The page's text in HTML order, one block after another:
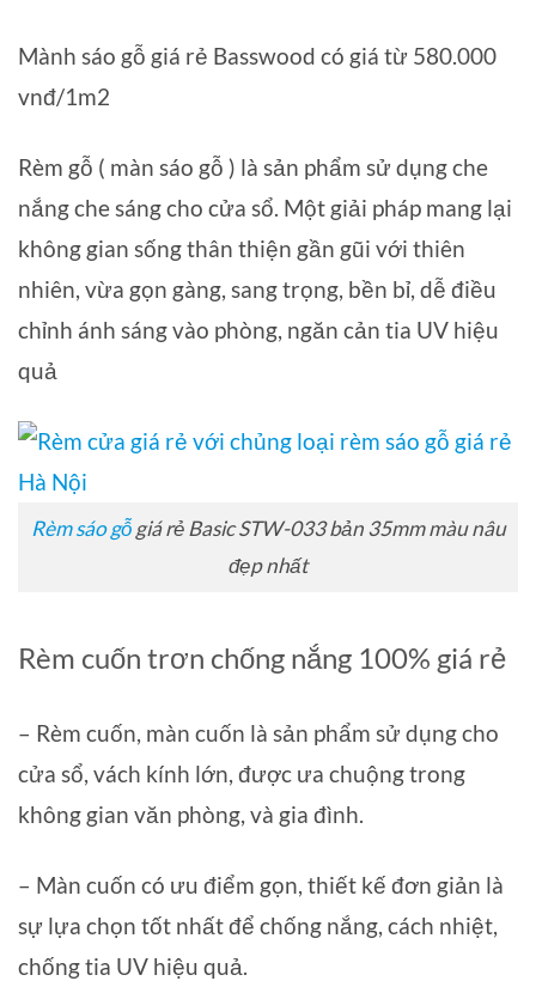
Mành sáo gỗ giá rẻ Basswood có giá từ 580.000
vnđ/1m2
Rèm gỗ ( màn sáo gỗ ) là sản phẩm sử dụng che
nắng che sáng cho cửa sổ. Một giải pháp mang lại
không gian sống thân thiện gần gũi với thiên
nhiên, vừa gọn gàng, sang trọng, bền bỉ, dễ điều
chỉnh ánh sáng vào phòng, ngăn cản tia UV hiệu
quả
Rèm sáo gỗgiá rẻ Basic STW-033 bản 35mm màu nâu
đẹp nhất
Rèm cuốn trơn chống nắng 100% giá rẻ
– Rèm cuốn, màn cuốn là sản phẩm sử dụng cho
cửa sổ, vách kính lớn, được ưa chuộng trong
không gian văn phòng, và gia đình.
– Màn cuốn có ưu điểm gọn, thiết kế đơn giản là
sự lựa chọn tốt nhất để chống nắng, cách nhiệt,
chống tia UV hiệu quả.